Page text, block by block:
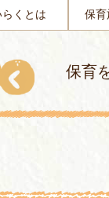
くとは 保育
保育